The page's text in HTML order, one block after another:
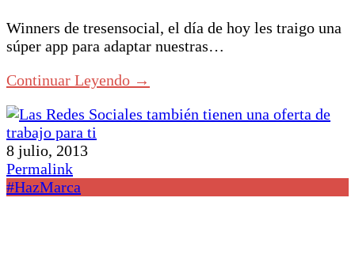
Winners de tresensocial, el día de hoy les traigo una
súper app para adaptar nuestras…
Continuar Leyendo →
8 julio, 2013
Permalink
#HazMarca